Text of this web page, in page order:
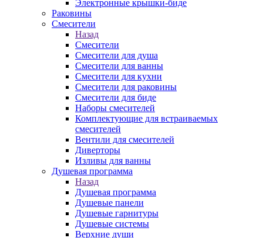
Электронные крышки-биде
Раковины
Смесители
Назад
Смесители
Смесители для душа
Смесители для ванны
Смесители для кухни
Смесители для раковины
Смесители для биде
Наборы смесителей
Комплектующие для встраиваемых
смесителей
Вентили для смесителей
Диверторы
Изливы для ванны
Душевая программа
Назад
Душевая программа
Душевые панели
Душевые гарнитуры
Душевые системы
Верхние души